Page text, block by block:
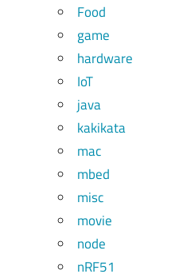
Food
game
hardware
IoT
java
kakikata
mac
mbed
misc
movie
node
nRF51